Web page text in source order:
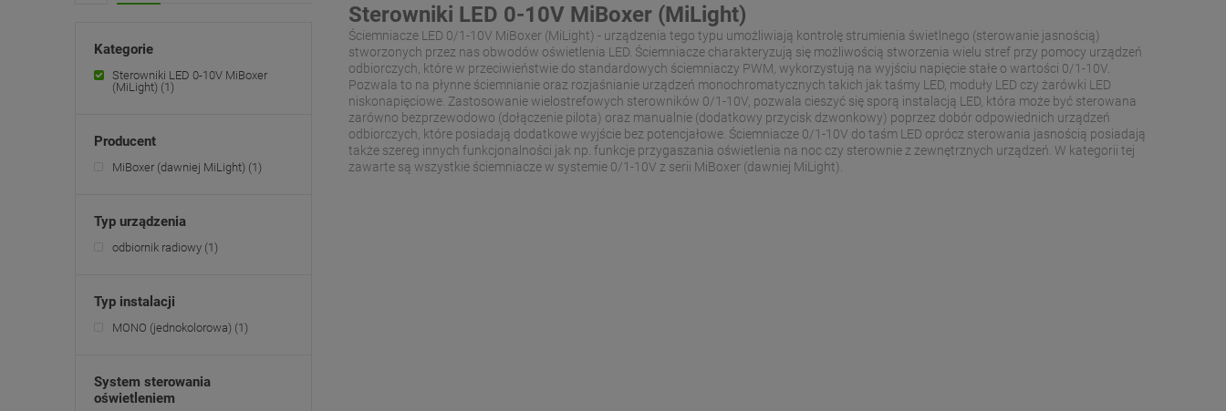
Kategorie
Sterowniki LED 0-10V MiBoxer
(MiLight) (1)
Producent
MiBoxer (dawniej MiLight) (1)
Typ urządzenia
odbiornik radiowy (1)
Typ instalacji
MONO (jednokolorowa) (1)
System sterowania
oświetleniem
Sterowniki LED 0-10V MiBoxer (MiLight)
Ściemniacze LED 0/1-10V MiBoxer (MiLight) - urządzenia tego typu umożliwiają kontrolę strumienia świetlnego (sterowanie jasnością)
stworzonych przez nas obwodów oświetlenia LED. Ściemniacze charakteryzują się możliwością stworzenia wielu stref przy pomocy urządzeń
odbiorczych, które w przeciwieństwie do standardowych ściemniaczy PWM, wykorzystują na wyjściu napięcie stałe o wartości 0/1-10V.
Pozwala to na płynne ściemnianie oraz rozjaśnianie urządzeń monochromatycznych takich jak taśmy LED, moduły LED czy żarówki LED
niskonapięciowe. Zastosowanie wielostrefowych sterowników 0/1-10V, pozwala cieszyć się sporą instalacją LED, która może być sterowana
zarówno bezprzewodowo (dołączenie pilota) oraz manualnie (dodatkowy przycisk dzwonkowy) poprzez dobór odpowiednich urządzeń
odbiorczych, które posiadają dodatkowe wyjście bez potencjałowe. Ściemniacze 0/1-10V do taśm LED oprócz sterowania jasnością posiadają
także szereg innych funkcjonalności jak np. funkcje przygaszania oświetlenia na noc czy sterownie z zewnętrznych urządzeń. W kategorii tej
zawarte są wszystkie ściemniacze w systemie 0/1-10V z serii MiBoxer (dawniej MiLight).